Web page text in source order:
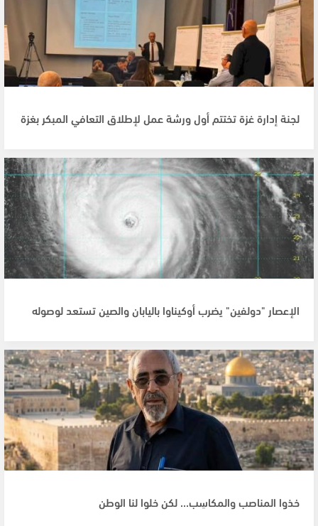
لجنة إدارة غزة تختتم أول ورشة عمل لإطلاق التعافي المبكر بغزة
الإعصار "دولفين" يضرب أوكيناوا باليابان والصين تستعد لوصوله
خذوا المناصب والمكاسِب... لكن خلوا لنا الوطن